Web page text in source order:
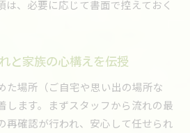
は、必要に応じて書面で控えておく
と家族の心構えを伝授
た場所（ご自宅や思い出の場所な
します。まずスタッフから流れの最
再確認が行われ、安心して任せられ